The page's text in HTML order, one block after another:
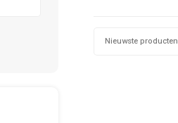
Nieuwste producten